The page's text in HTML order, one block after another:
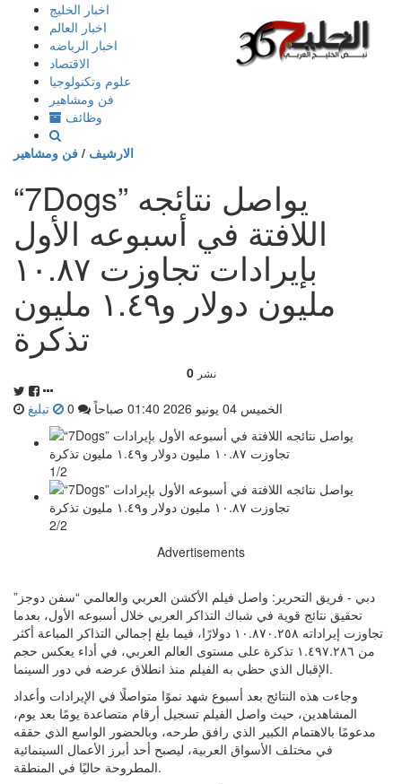
إذهب
المحتوى
اخبار الخليج
اخبار العالم
اخبار الرياضه
الاقتصاد
علوم وتكنولوجيا
فن ومشاهير
وظائف
الارشيف / فن ومشاهير
“7Dogs” يواصل نتائجه
اللافتة في أسبوعه الأول
بإيرادات تجاوزت ١٠.٨٧
مليون دولار و١.٤٩ مليون
تذكرة
0 نشر
الخميس 04 يونيو 2026 01:40 صباحاً تبليغ
1/2
2/2
Advertisements
دبي - فريق التحرير: واصل فيلم الأكشن العربي والعالمي “سفن دوجز”
تحقيق نتائج قوية في شباك التذاكر العربي خلال أسبوعه الأول، بعدما
تجاوزت إيراداته ١٠.٨٧٠.٢٥٨ دولارًا، فيما بلغ إجمالي التذاكر المباعة أكثر
من ١.٤٩٧.٢٨٦ تذكرة على مستوى العالم العربي، في أداء يعكس حجم
الإقبال الذي حظي به الفيلم منذ انطلاق عرضه في دور السينما.
وجاءت هذه النتائج بعد أسبوع شهد نموًا متواصلًا في الإيرادات وأعداد
المشاهدين، حيث واصل الفيلم تسجيل أرقام متصاعدة يومًا بعد يوم،
مدعومًا بالاهتمام الكبير الذي رافق طرحه، وبالحضور الواسع الذي حققه
في مختلف الأسواق العربية، ليصبح أحد أبرز الأعمال السينمائية
المطروحة حاليًا في المنطقة.